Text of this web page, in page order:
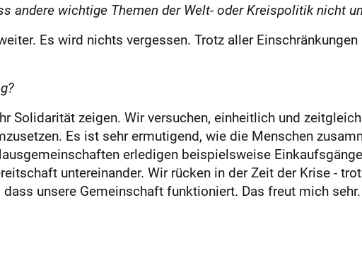
andere wichtige Themen der Welt- oder Kreispolitik nicht
Es wird nichts vergessen. Trotz aller
Solidarität zeigen. Wir versuchen, einheitlich und
Es ist sehr ermutigend, wie die Menschen
erledigen beispielsweise
untereinander. Wir rücken in der Zeit der Krise -
unsere Gemeinschaft funktioniert. Das freut mich sehr.